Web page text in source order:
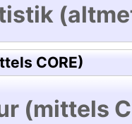
CORE)
(mittels